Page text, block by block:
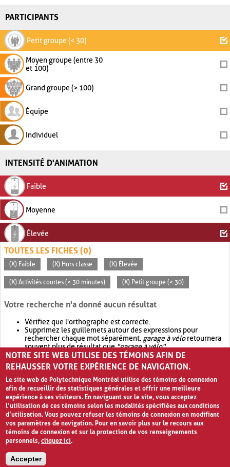
PARTICIPANTS
Petit groupe (< 30)
Moyen groupe (entre 30
et 100)
Grand groupe (> 100)
Équipe
Individuel
INTENSITÉ D'ANIMATION
Faible
Moyenne
Élevée
TOUTES LES FICHES (0)
(X) Faible (X) Hors classe (X) Élevée
(X) Activités courtes (< 30 minutes) (X) Petit groupe (< 30)
Votre recherche n'a donné aucun résultat
Vérifiez que l'orthographe est correcte.
Supprimez les guillemets autour des expressions pour
rechercher chaque mot séparément. garage à véloretournera
souvent plus de résultat que"garage à vélo".
Envisagez d'élargir votre recherche avec OR.garage OR vélo
retournera souvent plus de résultat quegarage à vélo
NOTRE SITE WEB UTILISE DES TÉMOINS AFIN DE
REHAUSSER VOTRE EXPÉRIENCE DE NAVIGATION.
Le site web de Polytechnique Montréal utilise des témoins de connexion
afin de recueillir des statistiques générales et offrir une meilleure
expérience à ses visiteurs. En naviguant sur le site, vous acceptez
l’utilisation de ces témoins selon les modalités spécifiées aux conditions
d’utilisation. Vous pouvez refuser les témoins de connexion en modifiant
vos paramètres de navigation. Pour en savoir plus sur le recours aux
témoins de connexion et sur la protection de vos renseignements
personnels,cliquez ici.
Accepter